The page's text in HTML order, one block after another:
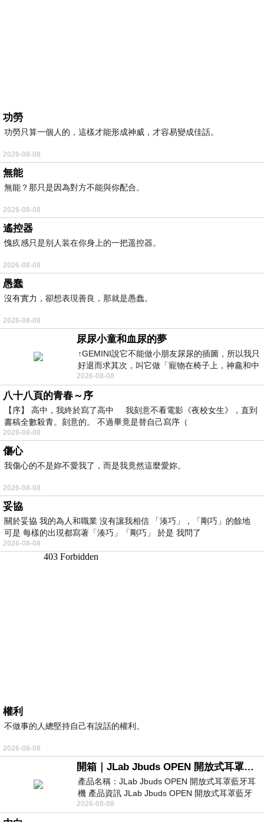
功勞
功勞只算一個人的，這樣才能形成神威，才容易變成佳話。
2026-08-08
無能
無能？那只是因為對方不能與你配合。
2026-08-08
遙控器
愧疚感只是别人装在你身上的一把遥控器。
2026-08-08
愚蠢
沒有實力，卻想表現善良，那就是愚蠢。
2026-08-08
尿尿小童和血尿的夢
↑GEMINI說它不能做小朋友尿尿的插圖，所以我只
好退而求其次，叫它做「寵物在椅子上，神龕和中
年人臉孔」的畫了。 六月底
2026-08-08
八十八頁的青春～序
【序】 高中，我終於寫了高中 我刻意不看電影《夜校女生》，直到
書稿全數殺青。刻意的。 不過畢竟是替自己寫序（
2026-08-08
傷心
我傷心的不是妳不愛我了，而是我竟然這麼愛妳。
2026-08-08
妥協
關於妥協 我的為人和職業 沒有讓我相信 「湊巧」，「剛巧」的餘地
可是 每樣的出現都寫著「湊巧」「剛巧」 於是 我問了
2026-08-08
權利
不做事的人總堅持自己有說話的權利。
2026-08-08
開箱｜JLab Jbuds OPEN 開放式耳罩藍牙耳機 - 設計美學，輕巧、透氣、環境音全物理達成！
產品名稱：JLab Jbuds OPEN 開放式耳罩藍牙耳
機 產品資訊 JLab Jbuds OPEN 開放式耳罩藍牙
耳機評語：非常有特色，值得喜愛美型工
2026-08-08